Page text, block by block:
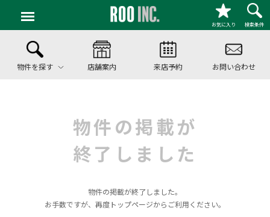
お気に入り 検索条件
物件を探す 店舗案内 来店予約 お問い合わせ
物件の掲載が
終了しました
物件の掲載が終了しました。
お手数ですが、再度トップページからご利用ください。